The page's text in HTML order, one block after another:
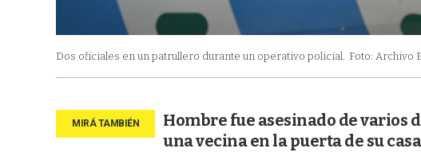
Dos oficiales en un patrullero durante un operativo policial. Foto: Archivo
Hombre fue asesinado de varios
una vecina en la puerta de su casa